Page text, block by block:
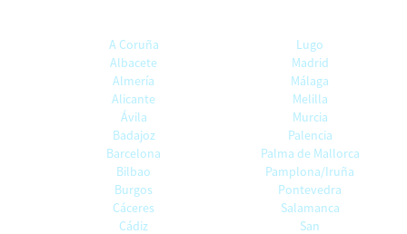
A Coruña
Albacete
Almería
Alicante
Ávila
Badajoz
Barcelona
Bilbao
Burgos
Cáceres
Cádiz
Lugo
Madrid
Málaga
Melilla
Murcia
Palencia
Palma de Mallorca
Pamplona/Iruña
Pontevedra
Salamanca
San